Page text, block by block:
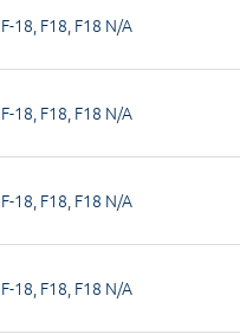
F-18, F18, F18 N/A
F-18, F18, F18 N/A
F-18, F18, F18 N/A
F-18, F18, F18 N/A